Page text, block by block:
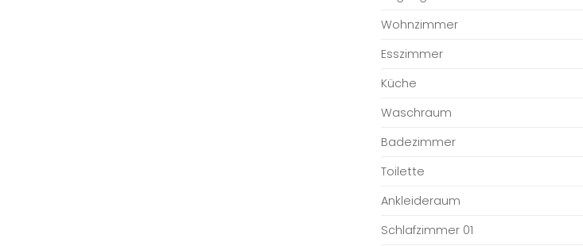
Wohnzimmer
Esszimmer
Küche
Waschraum
Badezimmer
Toilette
Ankleideraum
Schlafzimmer 01